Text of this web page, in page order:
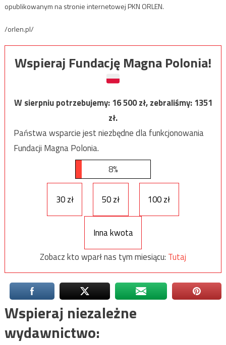
opublikowanym na stronie internetowej PKN ORLEN.
/orlen.pl/
Wspieraj Fundację Magna Polonia!
W sierpniu potrzebujemy:16 500zł, zebraliśmy:1351
zł.
Państwa wsparcie jest niezbędne dla funkcjonowania
Fundacji Magna Polonia.
8%
30 zł 50 zł 100 zł
Inna kwota
Zobacz kto wparł nas tym miesiącu: Tutaj
Wspieraj niezależne
wydawnictwo: